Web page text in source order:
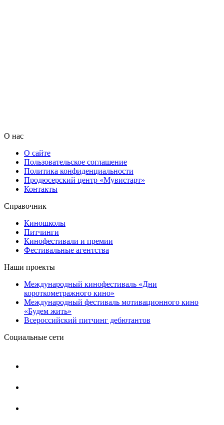
О нас
О сайте
Пользовательское соглашение
Политика конфиденциальности
Продюсерский центр «Мувистарт»
Контакты
Справочник
Киношколы
Питчинги
Кинофестивали и премии
Фестивальные агентства
Наши проекты
Международный кинофестиваль «Дни
короткометражного кино»
Международный фестиваль мотивационного кино
«Будем жить»
Всероссийский питчинг дебютантов
Социальные сети